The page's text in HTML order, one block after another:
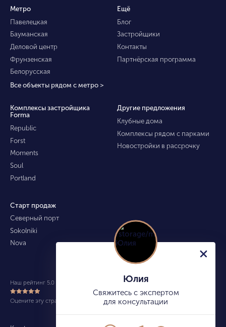
Метро
Павелецкая
Бауманская
Деловой центр
Фрунзенская
Белорусская
Все объекты рядом с метро >
Ещё
Блог
Застройщики
Контакты
Партнёрская программа
Комплексы застройщика
Forma
Republic
Forst
Moments
Soul
Portland
Другие предложения
Клубные дома
Комплексы рядом с парками
Новостройки в рассрочку
Старт продаж
Северный порт
Sokolniki
Nova
Наш рейтинг 5.0 из 5 (490)
Оцените эту страницу
Юлия
Свяжитесь с экспертом
для консультации